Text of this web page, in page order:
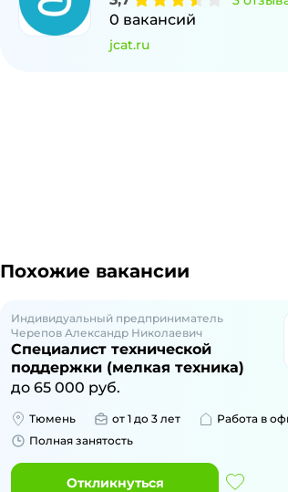
0 вакансий
jcat.ru
Похожие вакансии
Индивидуальный предприниматель
Черепов Александр Николаевич
Специалист технической
поддержки (мелкая техника)
до 65 000 руб.
Тюмень от 1 до 3 лет
Работа в
Полная занятость
Откликнуться